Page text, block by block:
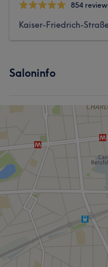
854
Kaiser-Friedrich-
Saloninfo